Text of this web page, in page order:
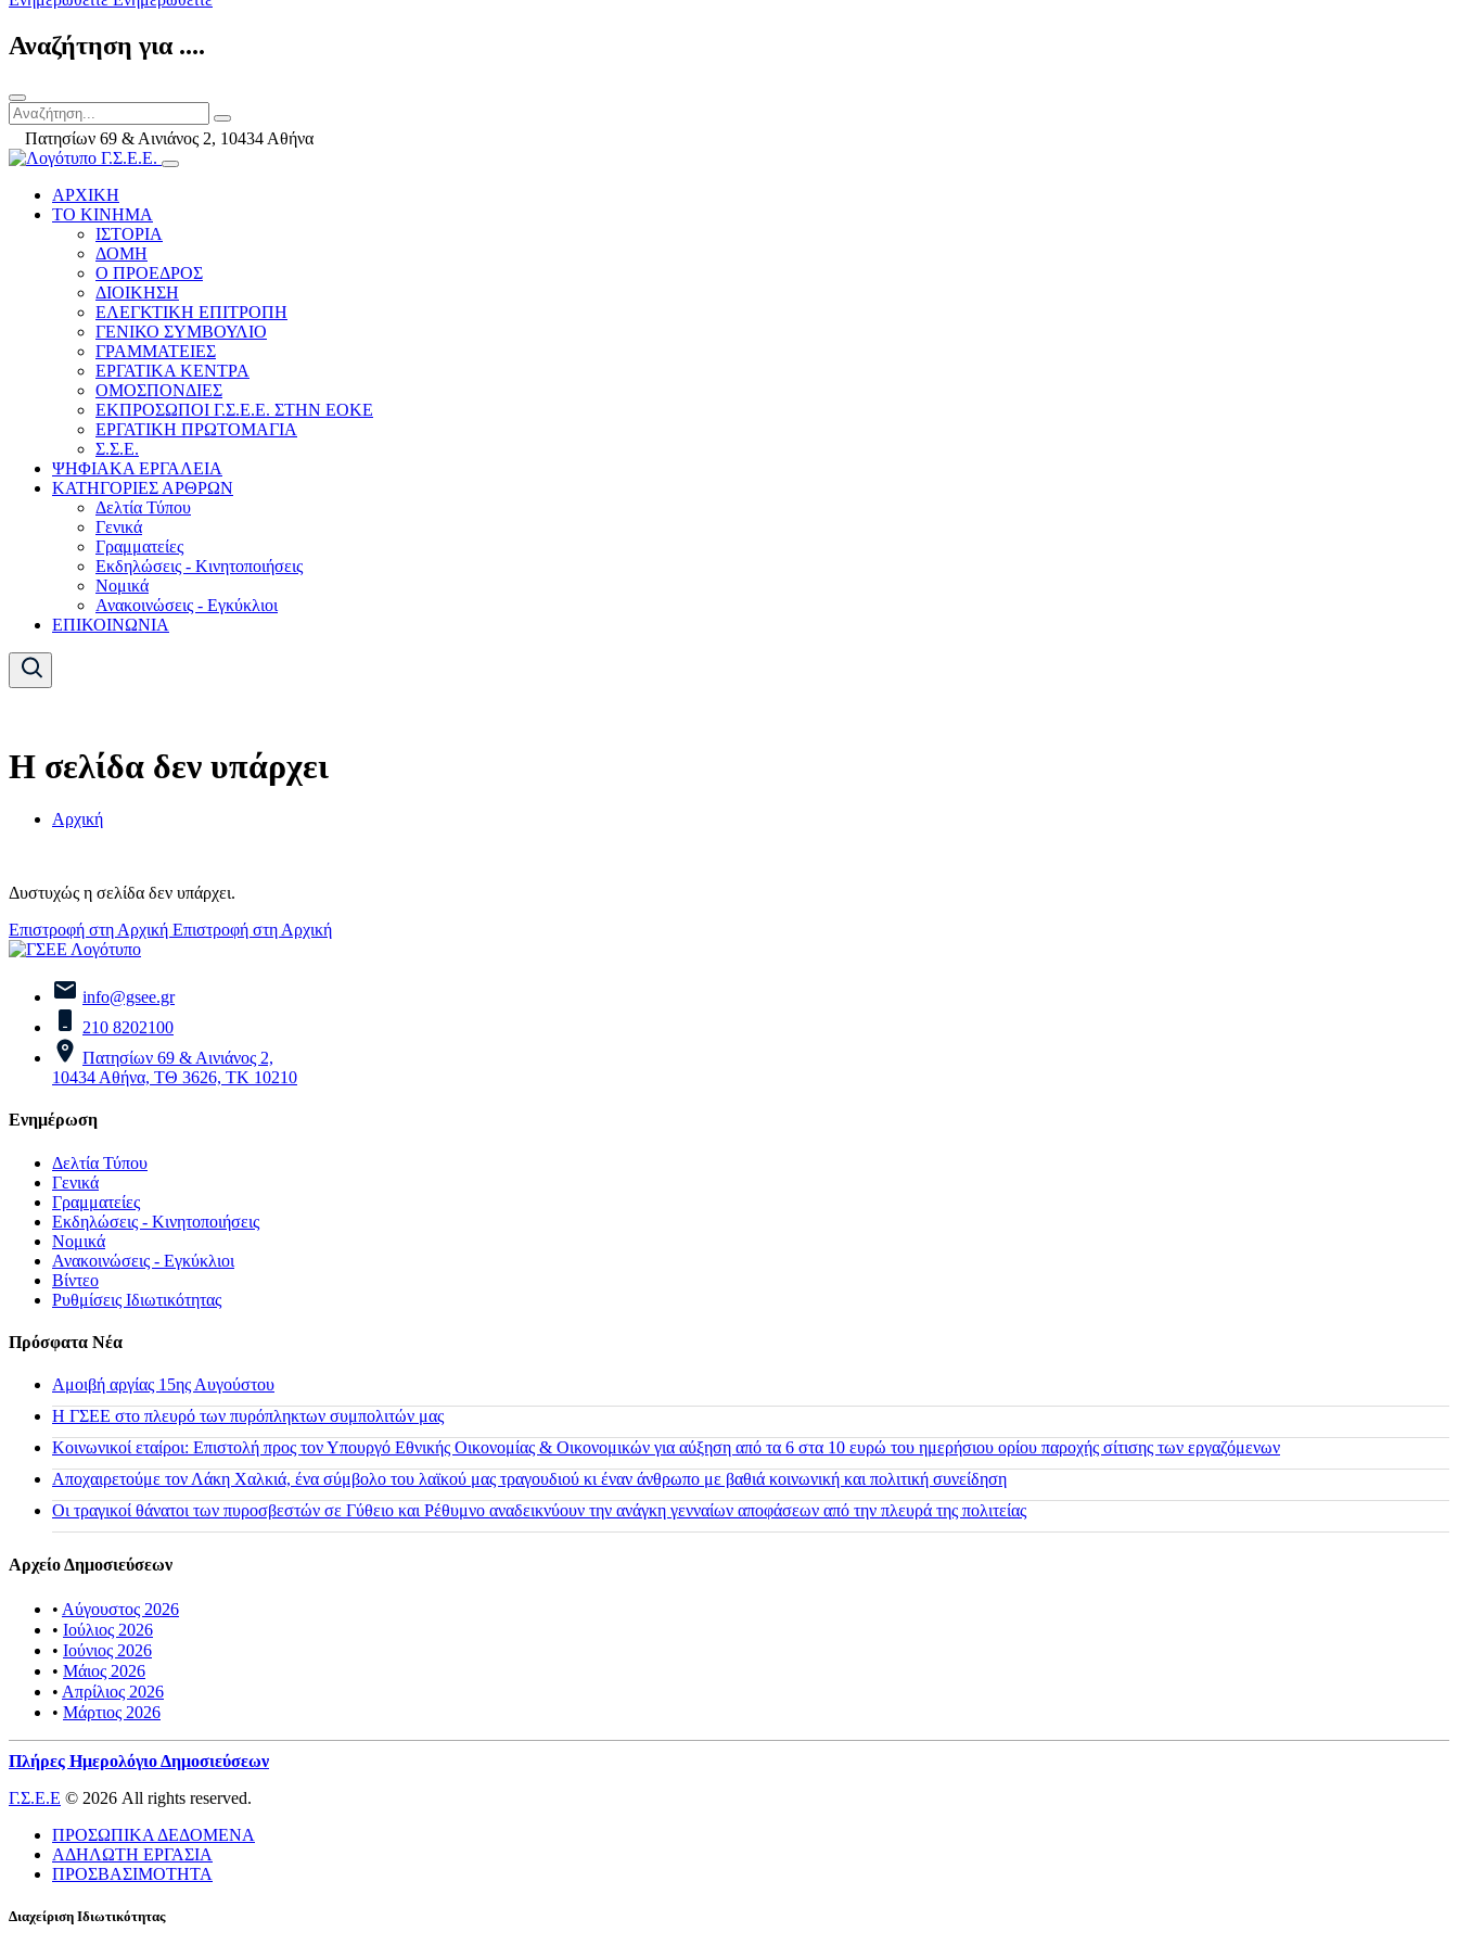
Αναζήτηση για ....
Πατησίων 69 & Αινιάνος 2, 10434 Αθήνα
ΑΡΧΙΚΗ
ΤΟ ΚΙΝΗΜΑ
ΙΣΤΟΡΙΑ
ΔΟΜΗ
Ο ΠΡΟΕΔΡΟΣ
ΔΙΟΙΚΗΣΗ
ΕΛΕΓΚΤΙΚΗ ΕΠΙΤΡΟΠΗ
ΓΕΝΙΚΟ ΣΥΜΒΟΥΛΙΟ
ΓΡΑΜΜΑΤΕΙΕΣ
ΕΡΓΑΤΙΚΑ ΚΕΝΤΡΑ
ΟΜΟΣΠΟΝΔΙΕΣ
ΕΚΠΡΟΣΩΠΟΙ Γ.Σ.Ε.Ε. ΣΤΗΝ ΕΟΚΕ
ΕΡΓΑΤΙΚΗ ΠΡΩΤΟΜΑΓΙΑ
Σ.Σ.Ε.
ΨΗΦΙΑΚΑ ΕΡΓΑΛΕΙΑ
ΚΑΤΗΓΟΡΙΕΣ ΑΡΘΡΩΝ
Δελτία Τύπου
Γενικά
Γραμματείες
Εκδηλώσεις - Κινητοποιήσεις
Νομικά
Ανακοινώσεις - Εγκύκλιοι
ΕΠΙΚΟΙΝΩΝΙΑ
Η σελίδα δεν υπάρχει
Αρχική
Δυστυχώς η σελίδα δεν υπάρχει.
Επιστροφή στη Αρχική Επιστροφή στη Αρχική
info@gsee.gr
210 8202100
Πατησίων 69 & Αινιάνος 2,
10434 Αθήνα, ΤΘ 3626, ΤΚ 10210
Ενημέρωση
Δελτία Τύπου
Γενικά
Γραμματείες
Εκδηλώσεις - Κινητοποιήσεις
Νομικά
Ανακοινώσεις - Εγκύκλιοι
Βίντεο
Ρυθμίσεις Ιδιωτικότητας
Πρόσφατα Νέα
Αμοιβή αργίας 15ης Αυγούστου
H ΓΣΕΕ στο πλευρό των πυρόπληκτων συμπολιτών μας
Κοινωνικοί εταίροι: Επιστολή προς τον Υπουργό Εθνικής Οικονομίας & Οικονομικών για αύξηση από τα 6 στα 10 ευρώ του ημερήσιου ορίου παροχής σίτισης των εργαζόμενων
Αποχαιρετούμε τον Λάκη Χαλκιά, ένα σύμβολο του λαϊκού μας τραγουδιού κι έναν άνθρωπο με βαθιά κοινωνική και πολιτική συνείδηση
Οι τραγικοί θάνατοι των πυροσβεστών σε Γύθειο και Ρέθυμνο αναδεικνύουν την ανάγκη γενναίων αποφάσεων από την πλευρά της πολιτείας
Αρχείο Δημοσιεύσεων
• Αύγουστος 2026
• Ιούλιος 2026
• Ιούνιος 2026
• Μάιος 2026
• Απρίλιος 2026
• Μάρτιος 2026
Πλήρες Ημερολόγιο Δημοσιεύσεων
Γ.Σ.Ε.Ε © 2026 All rights reserved.
ΠΡΟΣΩΠΙΚΑ ΔΕΔΟΜΕΝΑ
ΑΔΗΛΩΤΗ ΕΡΓΑΣΙΑ
ΠΡΟΣΒΑΣΙΜΟΤΗΤΑ
Διαχείριση Ιδιωτικότητας